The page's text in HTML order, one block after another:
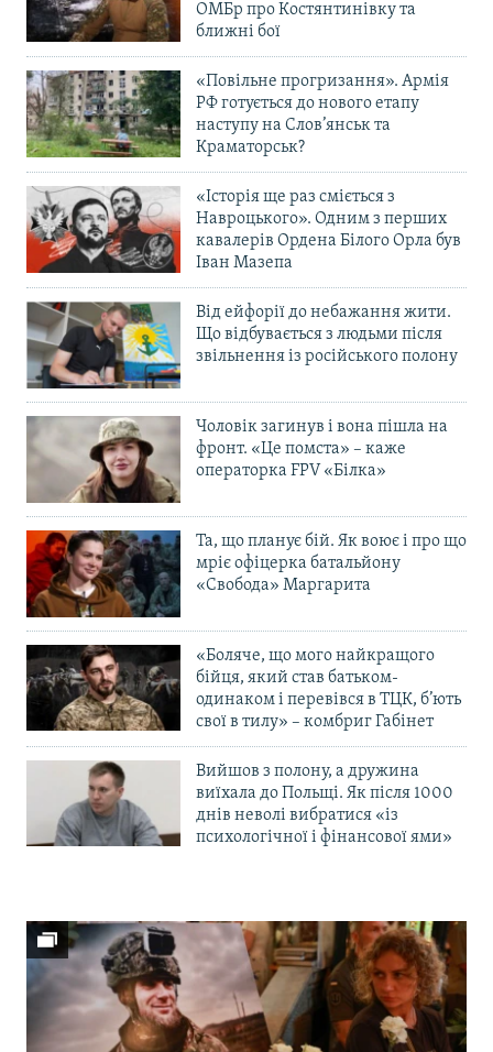
ОМБр про Костянтинівку та
ближні бої
«Повільне прогризання». Армія
РФ готується до нового етапу
наступу на Слов’янськ та
Краматорськ?
«Історія ще раз сміється з
Навроцького». Одним з перших
кавалерів Ордена Білого Орла був
Іван Мазепа
Від ейфорії до небажання жити.
Що відбувається з людьми після
звільнення із російського полону
Чоловік загинув і вона пішла на
фронт. «Це помста» – каже
операторка FPV «Білка»
Та, що планує бій. Як воює і про що
мріє офіцерка батальйону
«Свобода» Маргарита
«Боляче, що мого найкращого
бійця, який став батьком-
одинаком і перевівся в ТЦК, б’ють
свої в тилу» – комбриг Габінет
Вийшов з полону, а дружина
виїхала до Польщі. Як після 1000
днів неволі вибратися «із
психологічної і фінансової ями»